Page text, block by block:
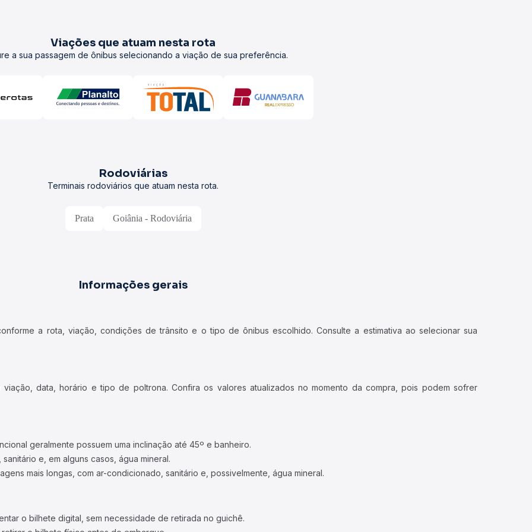
Viações que atuam nesta rota
a sua passagem de ônibus selecionando a viação de sua preferência.
Rodoviárias
Terminais rodoviários que atuam nesta rota.
Prata Goiânia - Rodoviária
Informações gerais
a rota, viação, condições de trânsito e o tipo de ônibus escolhido. Consulte a estimativa ao selecionar sua
data, horário e tipo de poltrona. Confira os valores atualizados no momento da compra, pois podem sofrer
geralmente possuem uma inclinação até 45º e banheiro.
e, em alguns casos, água mineral.
mais longas, com ar-condicionado, sanitário e, possivelmente, água mineral.
o bilhete digital, sem necessidade de retirada no guichê.